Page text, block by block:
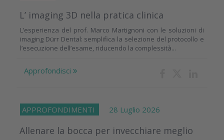
L’ imaging 3D nella pratica clinica
L’esperienza del prof. Marco Martignoni con le soluzioni di
imaging Dürr Dental: semplifica la selezione del protocollo e
l’esecuzione dell’esame, riducendo la complessità...
Approfondisci
APPROFONDIMENTI 28 Luglio 2026
Allenare la bocca per invecchiare meglio